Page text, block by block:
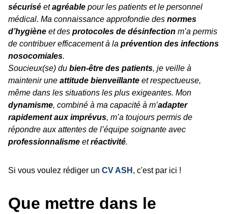
sécurisé etagréable pour les patients et le personnel
médical. Ma connaissance approfondie des normes
d’hygiène et des protocoles de désinfection m’a permis
de contribuer efficacement à la prévention des infections
nosocomiales.
Soucieux(se) du bien-être des patients, je veille à
maintenir une attitude bienveillante et respectueuse,
même dans les situations les plus exigeantes. Mon
dynamisme, combiné à ma capacité à m’adapter
rapidement aux imprévus, m’a toujours permis de
répondre aux attentes de l’équipe soignante avec
professionnalisme etréactivité.
Si vous voulez rédiger un CV ASH , c'est par ici !
Que mettre dans le